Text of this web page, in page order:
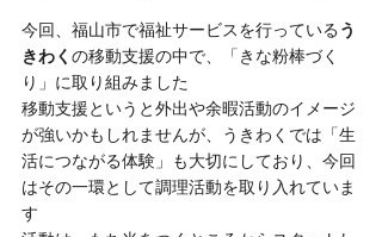
今回、福山市で福祉サービスを行っている う
きわく の移動支援の中で、「きな粉棒づく
り」に取り組みました
移動支援というと外出や余暇活動のイメージ
が強いかもしれませんが、うきわくでは「生
活につながる体験」も大切にしており、今回
はその一環として調理活動を取り入れていま
す